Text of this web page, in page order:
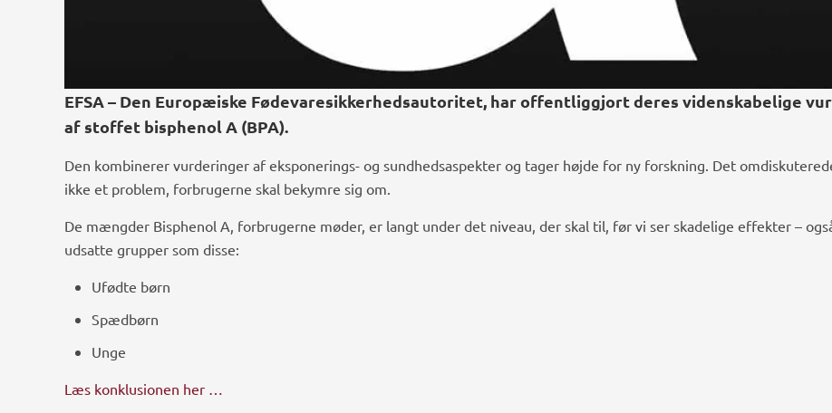
EFSA – Den Europæiske Fødevaresikkerhedsautoritet, har offentliggjort deres videnskabelige
af stoffet bisphenol A (BPA).
Den kombinerer vurderinger af eksponerings- og sundhedsaspekter og tager højde for ny forskning. Det
ikke et problem, forbrugerne skal bekymre sig om.
De mængder Bisphenol A, forbrugerne møder, er langt under det niveau, der skal til, før vi ser skadelige effekter –
udsatte grupper som disse:
Ufødte børn
Spædbørn
Unge
Læs konklusionen her …